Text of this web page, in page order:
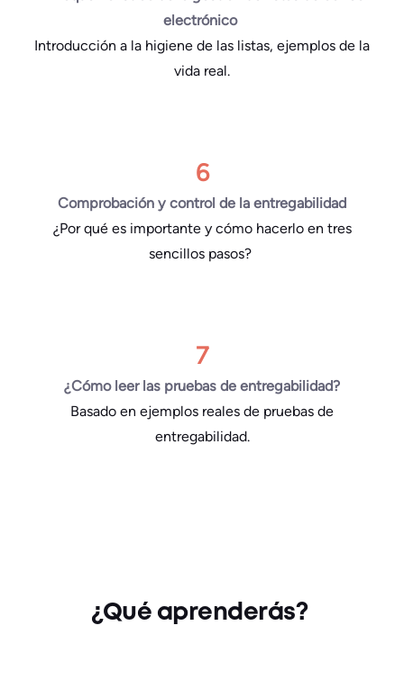
electrónico
Introducción a la higiene de las listas, ejemplos de la
vida real.
6
Comprobación y control de la entregabilidad
¿Por qué es importante y cómo hacerlo en tres
sencillos pasos?
7
¿Cómo leer las pruebas de entregabilidad?
Basado en ejemplos reales de pruebas de
entregabilidad.
¿Qué aprenderás?